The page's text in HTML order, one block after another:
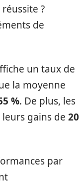
?
de
un taux de
la moyenne
%. De plus, les
gains de 20
par